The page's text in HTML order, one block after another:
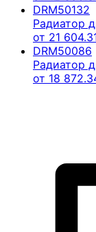
DRM50132
Радиатор
от 21
DRM50086
Радиатор
от 18